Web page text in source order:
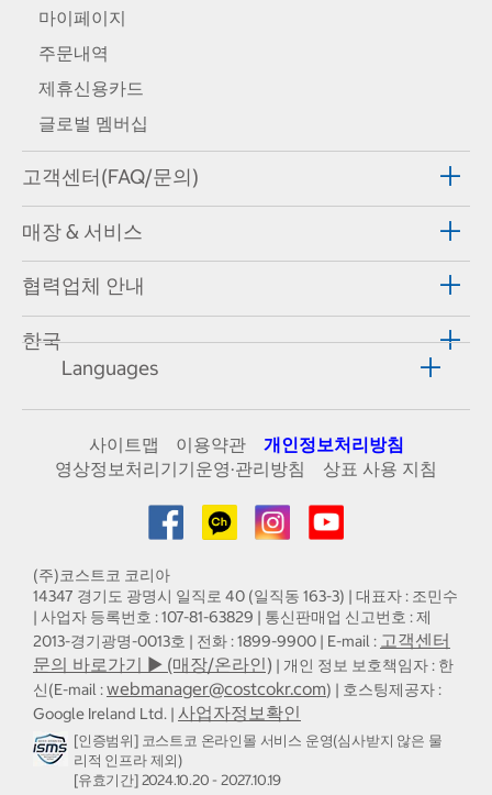
마이페이지
주문내역
제휴신용카드
글로벌 멤버십
고객센터(FAQ/문의)
매장 & 서비스
협력업체 안내
한국
Languages
사이트맵 이용약관
개인정보처리방침
영상정보처리기기운영·관리방침
상표 사용 지침
(주)코스트코 코리아
14347 경기도 광명시 일직로 40 (일직동 163-3) | 대표자 : 조민수
| 사업자 등록번호 : 107-81-63829 | 통신판매업 신고번호 : 제
2013-경기광명-0013호 | 전화 : 1899-9900 | E-mail : 고객센터
문의 바로가기 ▶ (매장/온라인) | 개인 정보 보호책임자 : 한
신(E-mail :webmanager@costcokr.com) | 호스팅제공자 :
Google Ireland Ltd. | 사업자정보확인
[인증범위] 코스트코 온라인몰 서비스 운영(심사받지 않은 물
리적 인프라 제외)
[유효기간] 2024.10.20 - 2027.10.19